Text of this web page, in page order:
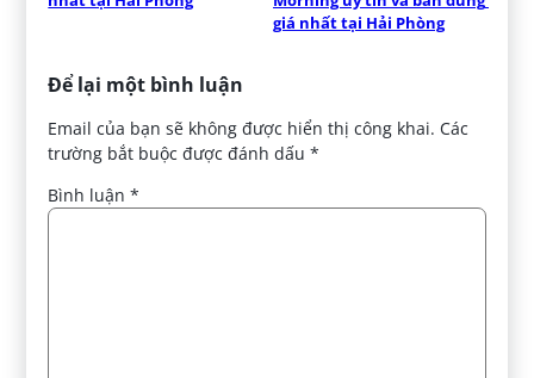
giá nhất tại Hải Phòng
Để lại một bình luận
Email của bạn sẽ không được hiển thị công khai. Các
trường bắt buộc được đánh dấu*
Bình luận*